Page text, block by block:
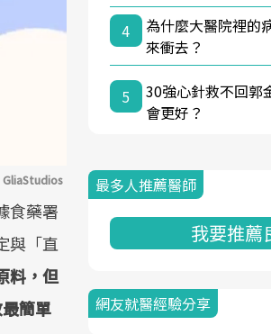
GliaStudios
食藥署
與「直
料，但
簡單
4
為什麼大醫院裡的
來衝去？
5
30強心針救不回郭
會更好？
最多人推薦醫師
我要推薦
網友就醫經驗分享